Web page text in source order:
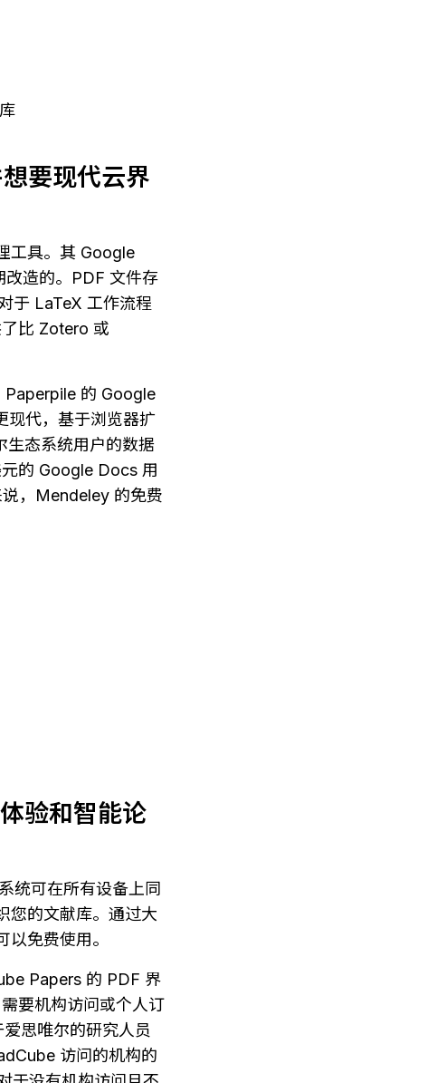
要现代云界
工具。其 Google
造的。PDF 文件存
于 LaTeX 工作流程
比 Zotero 或
的 Google
代，基于浏览器扩
生态系统用户的数据
的 Google Docs 用
，Mendeley 的免费
验和智能论
统可在所有设备上同
您的文献库。通过大
免费使用。
Papers 的 PDF 界
要机构访问或个人订
思唯尔的研究人员
访问的机构的